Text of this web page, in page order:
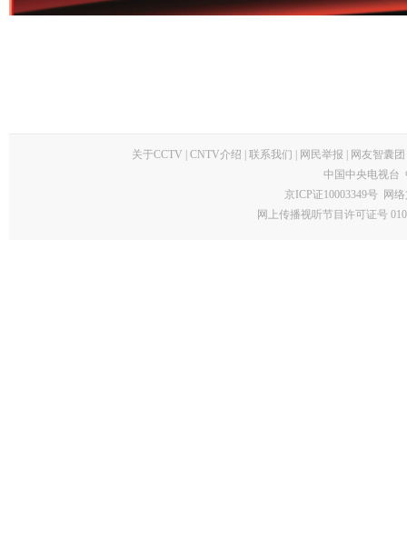
关于CCTV CNTV介绍 联系我们 网民举报 网友智囊团
中国中央电视台
京ICP证10003349号
网
网上传播视听节目许可证号